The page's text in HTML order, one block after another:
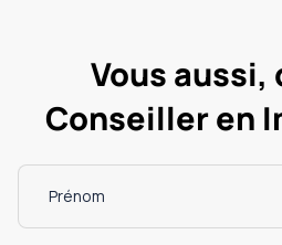
Vous aussi,
Conseiller en